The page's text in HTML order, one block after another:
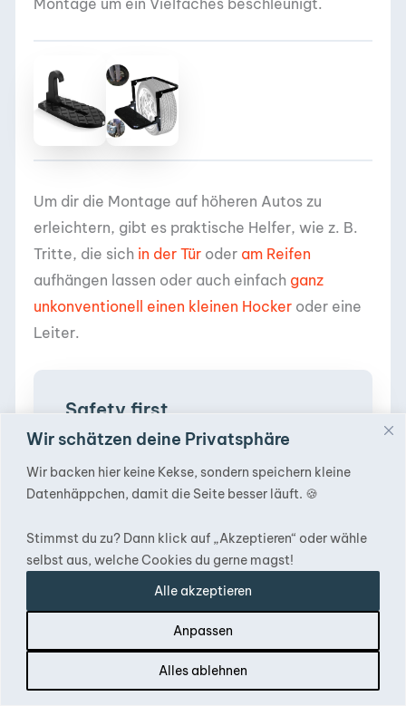
Wir schätzen deine Privatsphäre
Wir backen hier keine Kekse, sondern speichern kleine
Datenhäppchen, damit die Seite besser läuft. 🍪
Stimmst du zu? Dann klick auf „Akzeptieren“ oder wähle
selbst aus, welche Cookies du gerne magst!
Anpassen
Alles ablehnen
Alle akzeptieren
Um dir die Montage auf höheren Autos zu
erleichtern, gibt es praktische Helfer, wie z. B.
Tritte, die sich in der Tür oder am Reifen
aufhängen lassen oder auch einfach ganz
unkonventionell einen kleinen Hocker oder eine
Leiter.
Safety first
Achte darauf, …
dass das Dachzelt ausreichend fest mit
gerade auf seiner Position auf dem
Autodach sitzt.
Dies solltest du auch anhand von Rütteln und
dem regelmäßigen Nachziehen der Schrauben in